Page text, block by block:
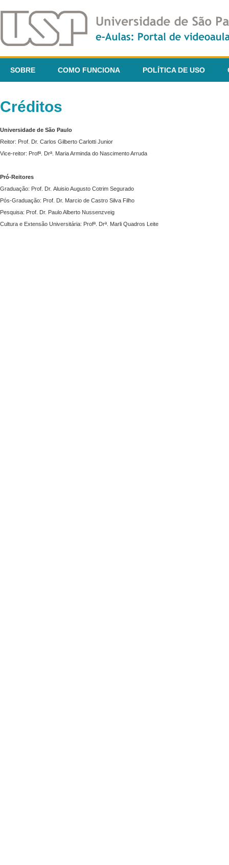
SOBRE COMO FUNCIONA POLÍTICA DE USO
Créditos
Universidade de São Paulo
Reitor: Prof. Dr. Carlos Gilberto Carlotti Junior
Vice-reitor: Profª. Drª. Maria Arminda do Nascimento Arruda
Pró-Reitores
Graduação: Prof. Dr. Aluisio Augusto Cotrim Segurado
Pós-Graduação: Prof. Dr. Marcio de Castro Silva Filho
Pesquisa: Prof. Dr. Paulo Alberto Nussenzveig
Cultura e Extensão Universitária: Profª. Drª. Marli Quadros Leite